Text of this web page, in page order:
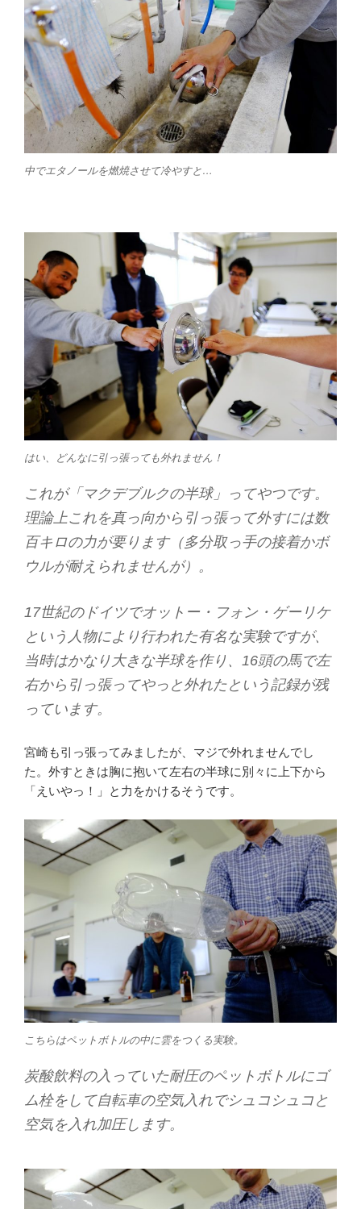
中でエタノールを燃焼させて冷やすと…
はい、どんなに引っ張っても外れません！
これが「マクデブルクの半球」ってやつです。
理論上これを真っ向から引っ張って外すには数
百キロの力が要ります（多分取っ手の接着かボ
ウルが耐えられませんが）。
17世紀のドイツでオットー・フォン・ゲーリケ
という人物により行われた有名な実験ですが、
当時はかなり大きな半球を作り、16頭の馬で左
右から引っ張ってやっと外れたという記録が残
っています。
宮崎も引っ張ってみましたが、マジで外れませんでし
た。外すときは胸に抱いて左右の半球に別々に上下から
「えいやっ！」と力をかけるそうです。
こちらはペットボトルの中に雲をつくる実験。
炭酸飲料の入っていた耐圧のペットボトルにゴ
ム栓をして自転車の空気入れでシュコシュコと
空気を入れ加圧します。